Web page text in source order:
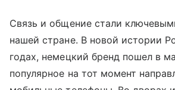
Связь и общение стали
нашей стране. В новой истории
годах, немецкий бренд пошел в
популярное на тот момент